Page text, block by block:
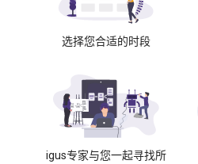
选择您合适的时段
igus专家与您一起寻找所